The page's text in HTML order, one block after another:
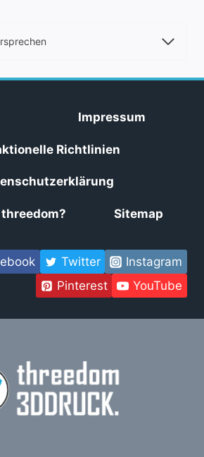
Impressum
Richtlinien
Sitemap
Twitter
Instagram
Pinterest
YouTube